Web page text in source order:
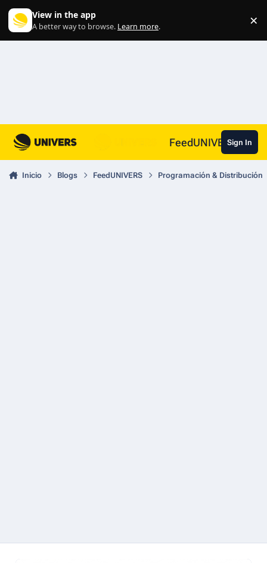
View in the app
A better way to browse. Learn more. ×
FeedUNIVERSSign In
Inicio Blogs FeedUNIVERS Programación & Distribución